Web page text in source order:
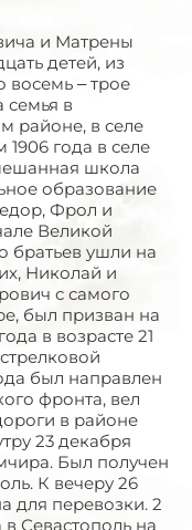
и Матрены
детей, из
восемь – трое
семья в
районе, в селе
года в селе
школа
образование
Фрол и
Великой
братьев ушли на
Николай и
с самого
был призван на
в возрасте 21
был направлен
фронта, вел
в районе
23 декабря
Был получен
К вечеру 26
для перевозки. 2
Севастополь на